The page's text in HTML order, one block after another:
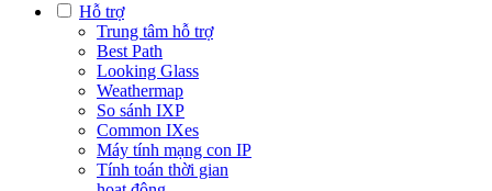
Hỗ trợ
Trung tâm hỗ trợ
Best Path
Looking Glass
Weathermap
So sánh IXP
Common IXes
Máy tính mạng con IP
Tính toán thời gian